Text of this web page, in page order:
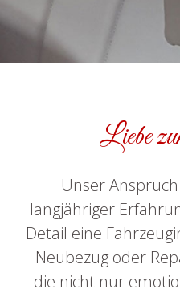
Liebe
Unser
langjähriger
Detail eine
Neubezug oder
die nicht nur